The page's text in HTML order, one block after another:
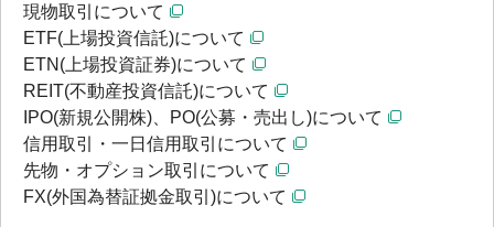
現物取引について
ETF(上場投資信託)について
ETN(上場投資証券)について
REIT(不動産投資信託)について
IPO(新規公開株)、PO(公募・売出し)について
信用取引・一日信用取引について
先物・オプション取引について
FX(外国為替証拠金取引)について